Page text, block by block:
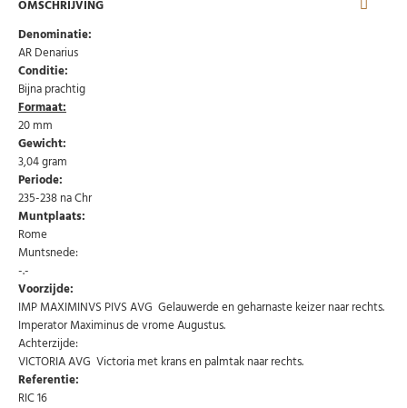
Abonneer u op onze nieuwsbrief
OMSCHRIJVING
Denominatie:
AR Denarius
Conditie:
Bijna prachtig
Formaat:
20 mm
Gewicht:
3,04 gram
Periode:
235-238 na Chr
Muntplaats:
Rome
Muntsnede:
-.-
Voorzijde:
IMP MAXIMINVS PIVS AVG Gelauwerde en geharnaste keizer naar rechts.
Imperator Maximinus de vrome Augustus.
Achterzijde:
VICTORIA AVG Victoria met krans en palmtak naar rechts.
Referentie:
RIC 16